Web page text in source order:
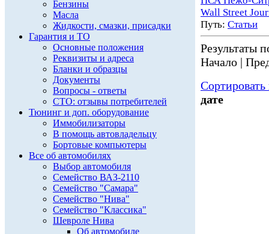
Бензины
Масла
Жидкости, смазки, присадки
Гарантия и ТО
Основные положения
Реквизиты и адреса
Бланки и образцы
Документы
Вопросы - ответы
СТО: отзывы потребителей
Тюнинг и доп. оборудование
Иммобилизаторы
В помощь автовладельцу
Бортовые компьютеры
Все об автомобилях
Выбор автомобиля
Семейство ВАЗ-2110
Семейство "Самара"
Семейство "Нива"
Семейство "Классика"
Шевроле Нива
Об автомобиле
Wall Street
Путь: Статьи
Результаты
Начало |
дате